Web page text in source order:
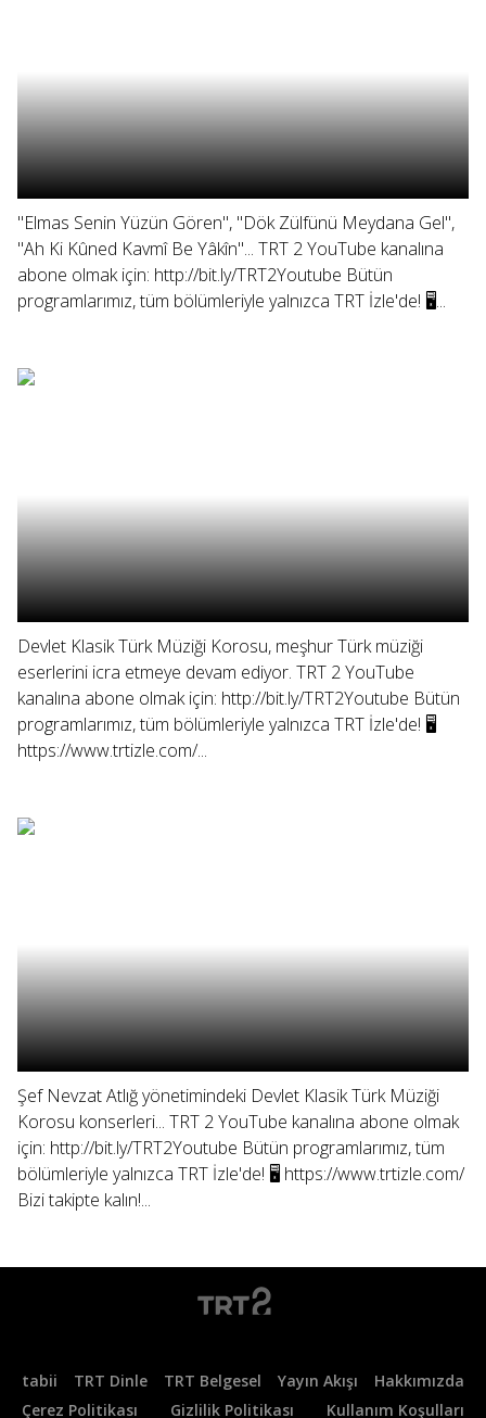
"Elmas Senin Yüzün Gören", "Dök Zülfünü Meydana Gel",
"Ah Ki Kûned Kavmî Be Yâkîn"... TRT 2 YouTube kanalına
abone olmak için: http://bit.ly/TRT2Youtube Bütün
programlarımız, tüm bölümleriyle yalnızca TRT İzle'de! 🖥...
Devlet Klasik Türk Müziği Korosu, meşhur Türk müziği
eserlerini icra etmeye devam ediyor. TRT 2 YouTube
kanalına abone olmak için: http://bit.ly/TRT2Youtube Bütün
programlarımız, tüm bölümleriyle yalnızca TRT İzle'de! 🖥
https://www.trtizle.com/...
Şef Nevzat Atlığ yönetimindeki Devlet Klasik Türk Müziği
Korosu konserleri... TRT 2 YouTube kanalına abone olmak
için: http://bit.ly/TRT2Youtube Bütün programlarımız, tüm
bölümleriyle yalnızca TRT İzle'de! 🖥 https://www.trtizle.com/
Bizi takipte kalın!...
tabii TRT Dinle TRT Belgesel Yayın Akışı
Hakkımızda
Çerez Politikası
Gizlilik Politikası Kullanım Koşulları